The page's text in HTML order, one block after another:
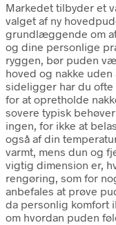
Markedet tilbyder et
valget af ny
grundlæggende om
og dine personlige
ryggen, bør puden
hoved og nakke
sideligger har du
for at opretholde
sovere typisk
ingen, for ikke at
også af din
varmt, mens dun og
vigtig dimension er,
rengøring, som for
anbefales at prøve
da personlig komfort
om hvordan puden